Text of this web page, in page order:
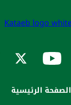
الصفحة الرئيسية